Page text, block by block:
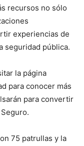
recursos no sólo
experiencias de
seguridad pública.
la página
para conocer más
para convertir
75 patrullas y la